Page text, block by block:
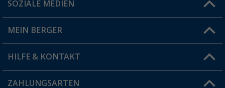
Du hast eine Frage?
Filiale finden
SOZIALE MEDIEN
MEIN BERGER
Vorteilskarte
Blog
HILFE & KONTAKT
FAQ & Kontakt
ZAHLUNGSARTEN